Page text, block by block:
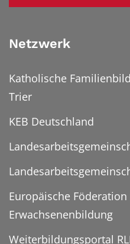
Netzwerk
Katholische
Trier
KEB Deutschland
Europäische
Erwachsenenbildung
Weiterbildungsportal